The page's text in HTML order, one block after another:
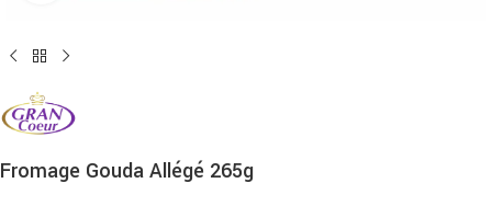
Fromage Gouda Allégé 265g